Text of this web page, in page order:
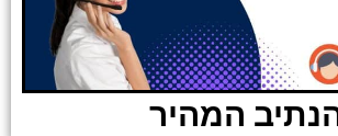
המהיר